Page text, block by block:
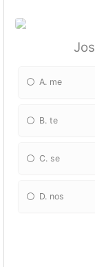
A. me
B. te
C. se
D. nos